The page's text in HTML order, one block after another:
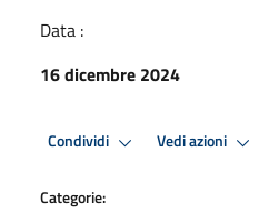
Data :
16 dicembre 2024
Condividi Vedi azioni
Categorie: